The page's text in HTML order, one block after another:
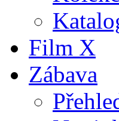
Film X
Zábava